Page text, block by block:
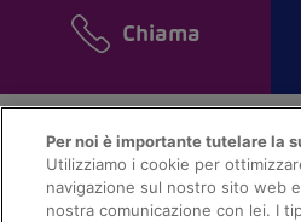
Chiama
Orari di apertura
Per noi è importante tutelare la
Utilizziamo i cookie per
navigazione sul nostro sito web
nostra comunicazione con lei. I